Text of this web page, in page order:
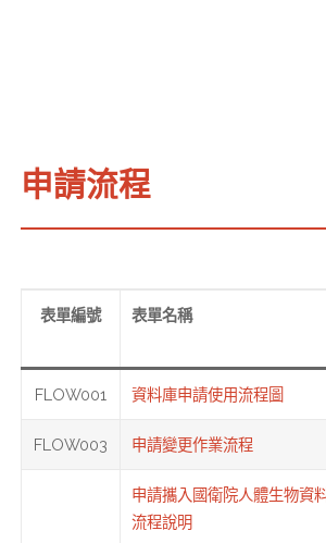
申請流程
表單編號 表單名稱
FLOW001 資料庫申請使用流程圖
FLOW003 申請變更作業流程
申請攜入國衛院人體生物資
流程說明